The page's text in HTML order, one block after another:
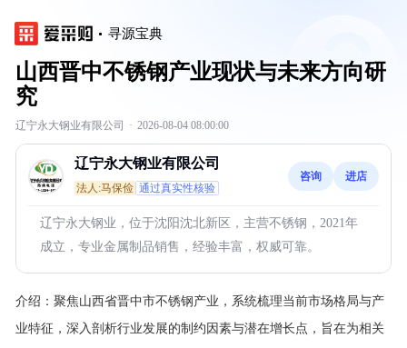
寻源宝典
山西晋中不锈钢产业现状与未来方向研
究
辽宁永大钢业有限公司 · 2026-08-04 08:00:00
辽宁永大钢业有限公司
法人:马保俭 通过真实性核验
咨询 进店
辽宁永大钢业，位于沈阳沈北新区，主营不锈钢，2021年
成立，专业金属制品销售，经验丰富，权威可靠。
介绍： 聚焦山西省晋中市不锈钢产业，系统梳理当前市场格局与产
业特征，深入剖析行业发展的制约因素与潜在增长点，旨在为相关